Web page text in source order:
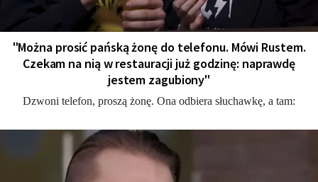
"Można prosić pańską żonę do telefonu. Mówi Rustem.
Czekam na nią w restauracji już godzinę: naprawdę
jestem zagubiony"
Dzwoni telefon, proszą żonę. Ona odbiera słuchawkę, a tam: